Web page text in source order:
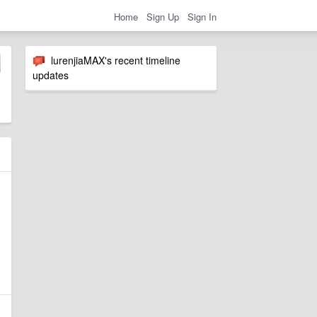
Home Sign Up Sign In
lurenjiaMAX's recent timeline
updates